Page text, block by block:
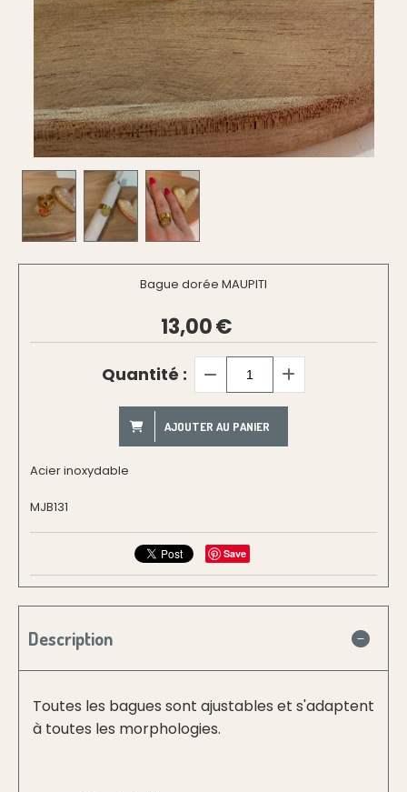
Bague dorée MAUPITI
13,00€
Quantité :
AJOUTER AU PANIER
Acier inoxydable
MJB131
Save
Description
Toutes les bagues sont ajustables et s'adaptent
à toutes les morphologies.